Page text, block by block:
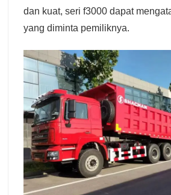
dan kuat, seri f3000 dapat
yang diminta pemiliknya.